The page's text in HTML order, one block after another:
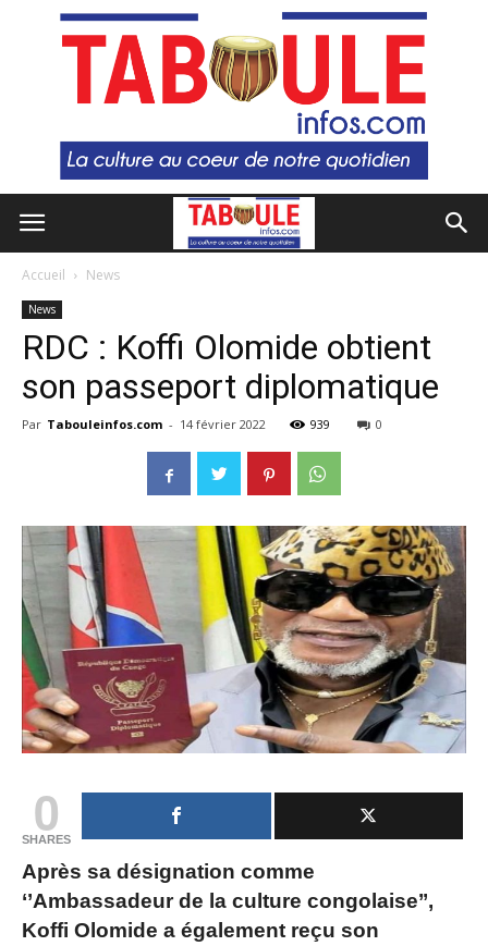
Accueil News
News
RDC : Koffi Olomide obtient
son passeport diplomatique
Par Tabouleinfos.com - 14 février 2022 939 0
0
SHARES
Après sa désignation comme
‘’Ambassadeur de la culture congolaise’’,
Koffi Olomide a également reçu son